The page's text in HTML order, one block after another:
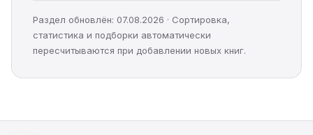
Раздел обновлён: 07.08.2026 · Сортировка,
статистика и подборки автоматически
пересчитываются при добавлении новых книг.